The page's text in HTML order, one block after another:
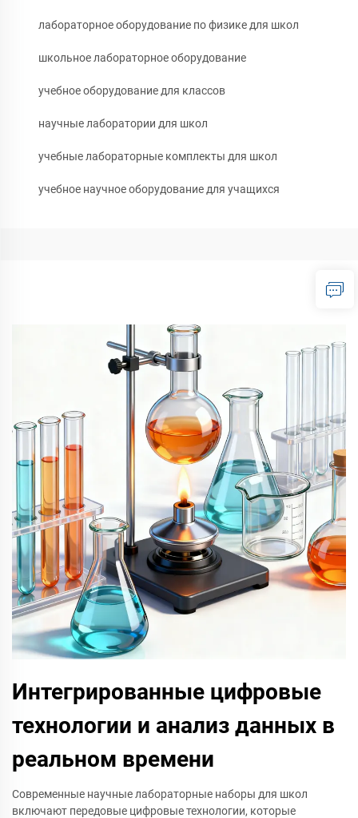
лабораторное оборудование по физике для школ
школьное лабораторное оборудование
учебное оборудование для классов
научные лаборатории для школ
учебные лабораторные комплекты для школ
учебное научное оборудование для учащихся
Интегрированные цифровые
технологии и анализ данных в
реальном времени
Современные научные лабораторные наборы для школ
включают передовые цифровые технологии, которые